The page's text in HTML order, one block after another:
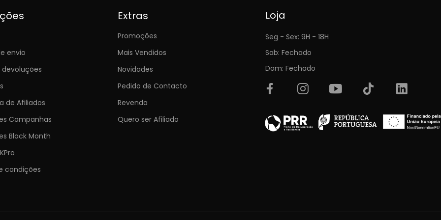
envio
de Afiliados
Campanhas
Black Month
condições
Extras
Promoções
Mais Vendidos
Novidades
Pedido de Contacto
Revenda
Quero ser Afiliado
Loja
Seg - Sex: 9H - 18H
Sab: Fechado
Dom: Fechado